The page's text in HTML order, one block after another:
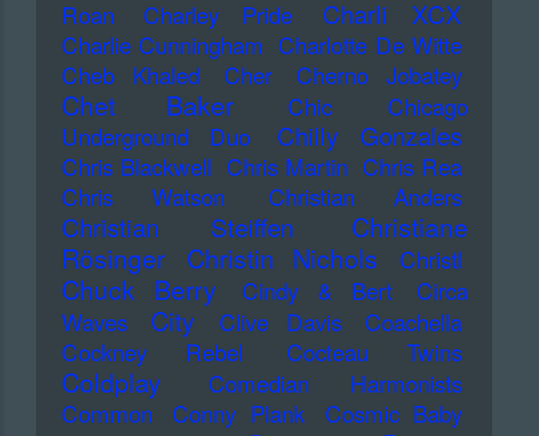
Roan
Charley Pride Charli XCX
Charlie Cunningham Charlotte De Witte
Cheb Khaled
Cher Cherno Jobatey
Chet Baker Chic
Chicago
Underground Duo
Chilly Gonzales
Chris Blackwell Chris Martin Chris Rea
Chris Watson
Christian Anders
Christian Steiffen
Christiane
Rösinger
Christin Nichols Christl
Chuck Berry Cindy & Bert
Circa
Waves
City Clive Davis
Coachella
Cockney Rebel
Cocteau Twins
Coldplay
Comedian Harmonists
Common
Conny Plank
Cosmic Baby